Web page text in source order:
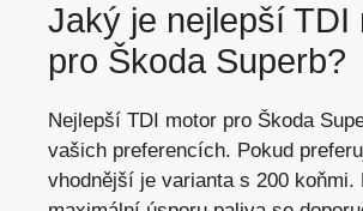
Jaký je nejlepší TDI
pro Škoda Superb?
Nejlepší TDI motor pro Škoda
vašich preferencích. Pokud
vhodnější je varianta s 200 koňmi.